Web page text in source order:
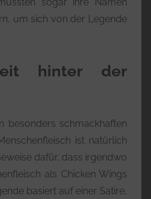
um sich von der Legende
hinter der
besonders schmackhaften
ist natürlich
dafür, dass irgendwo
als Chicken Wings
basiert auf einer Satire,